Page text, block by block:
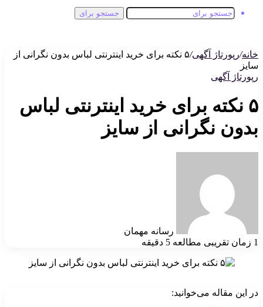
جستجو برای
خانه/رپورتاژ آگهی/
۵ نکته برای خرید اینترنتی لباس بدون نگرانی از
سایز
رپورتاژ آگهی
۵ نکته برای خرید اینترنتی لباس
بدون نگرانی از سایز
رسانه مهمان
1 زمان تقریبی مطالعه 5 دقیقه
در این مقاله می‌خوانید: